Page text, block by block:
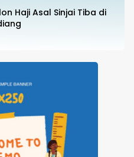
Haji Asal Sinjai Tiba di